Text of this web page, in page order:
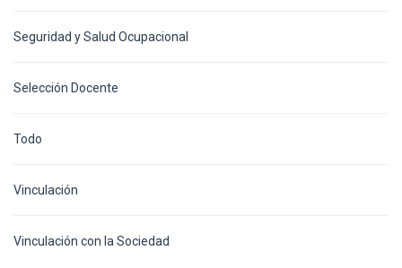
Seguridad y Salud Ocupacional
Selección Docente
Todo
Vinculación
Vinculación con la Sociedad